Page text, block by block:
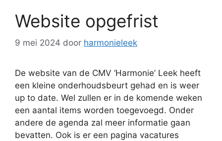
Website opgefrist
9 mei 2024 door harmonieleek
De website van de CMV ‘Harmonie’ Leek heeft
een kleine onderhoudsbeurt gehad en is weer
up to date. Wel zullen er in de komende weken
een aantal items worden toegevoegd. Onder
andere de agenda zal meer informatie gaan
bevatten. Ook is er een pagina vacatures